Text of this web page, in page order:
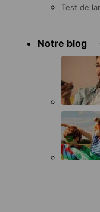
Test de
Notre blog